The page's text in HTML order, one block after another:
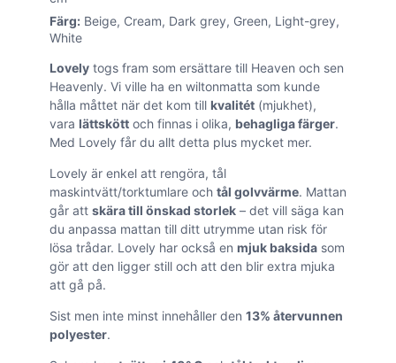
Färg: Beige, Cream, Dark grey, Green, Light-grey,
White
Lovely togs fram som ersättare till Heaven och sen
Heavenly. Vi ville ha en wiltonmatta som kunde
hålla måttet när det kom till kvalitét (mjukhet),
vara lättskött och finnas i olika, behagliga färger.
Med Lovely får du allt detta plus mycket mer.
Lovely är enkel att rengöra, tål
maskintvätt/torktumlare och tål golvvärme. Mattan
går att skära till önskad storlek – det vill säga kan
du anpassa mattan till ditt utrymme utan risk för
lösa trådar. Lovely har också en mjuk baksida som
gör att den ligger still och att den blir extra mjuka
att gå på.
Sist men inte minst innehåller den 13% återvunnen
polyester.